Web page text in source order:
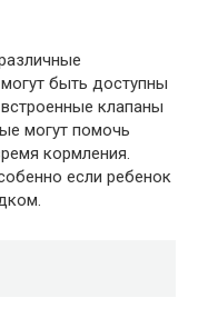
быть доступны
клапаны
могут помочь
кормления.
если ребенок